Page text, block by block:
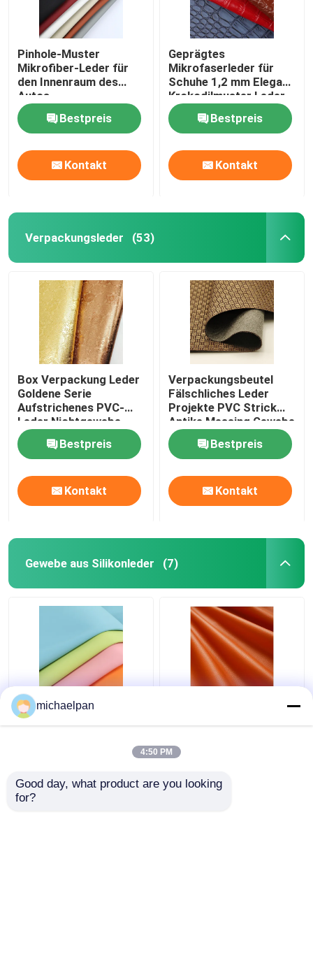
Pinhole-Muster
Mikrofiber-Leder für
den Innenraum des
Autos
Bestpreis
Kontakt
Geprägtes
Mikrofaserleder für
Schuhe 1,2 mm Eleganz
Krokodilmuster Leder
Bestpreis
Kontakt
Verpackungsleder (53)
Box Verpackung Leder
Goldene Serie
Aufstrichenes PVC-
Leder Nichtgewebe
Bestpreis
Kontakt
Verpackungsbeutel
Fälschliches Leder
Projekte PVC Strick
Antike Messing Gewebe
Bestpreis
Kontakt
Gewebe aus Silikonleder (7)
Weiches Silicone
Ledergewebe
michaelpan
4:50 PM
Good day, what product are you looking
for?